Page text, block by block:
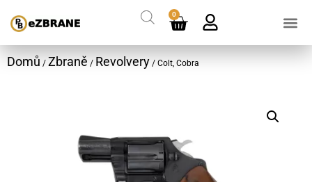
0
Domů / Zbraně / Revolvery / Colt, Cobra